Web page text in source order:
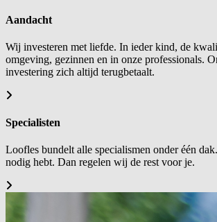
Aandacht
Wij investeren met liefde. In ieder kind, de
omgeving, gezinnen en in onze professionals.
investering zich altijd terugbetaalt.
Specialisten
Loofles bundelt alle specialismen onder één
nodig hebt. Dan regelen wij de rest voor je.